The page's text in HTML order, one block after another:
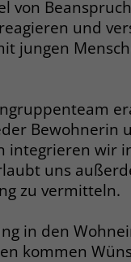
von
und
jungen
Bewohnerin
integrieren wir
uns
zu vermitteln.
in den
kommen
is used to
User-ID.
wenn ein User
Google